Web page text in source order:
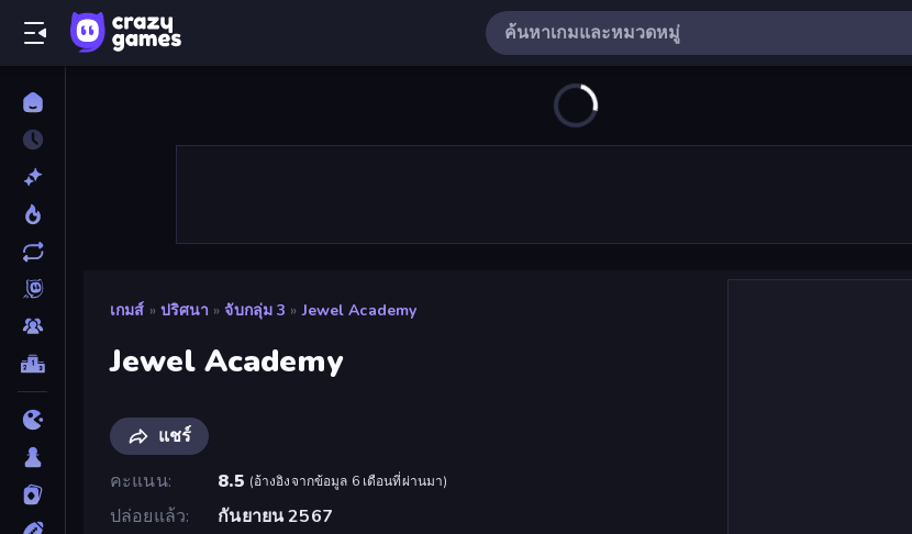
เกมส์ » ปริศนา » จับกลุ่ม 3 » Jewel Academy
Jewel Academy
แชร์
คะแนน
8.5 (อ้างอิงจากข้อมูล 6 เดือนที่ผ่านมา)
ปล่อยแล้ว
กันยายน 2567